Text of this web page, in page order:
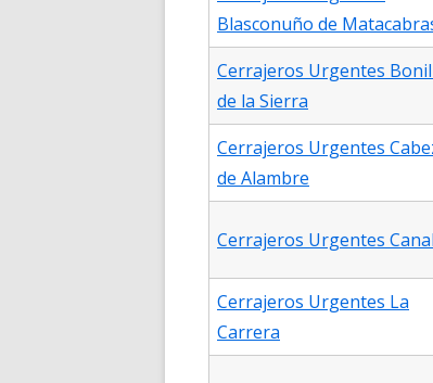
Blasconuño de
Cerrajeros Urgentes
de la Sierra
Cerrajeros Urgentes
de Alambre
Cerrajeros Urgentes
Cerrajeros Urgentes La
Carrera